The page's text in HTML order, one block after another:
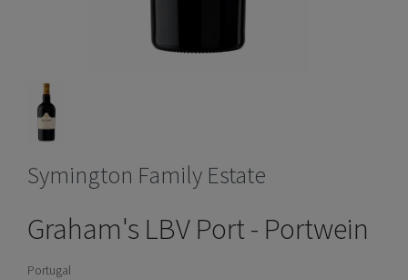
Symington Family Estate
Graham's LBV Port - Portwein
Portugal